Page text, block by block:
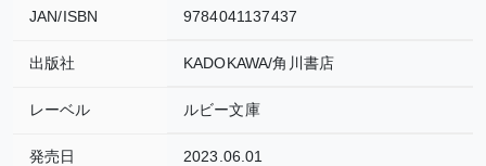
JAN/ISBN 9784041137437
出版社 KADOKAWA/角川書店
レーベル ルビー文庫
発売日 2023.06.01